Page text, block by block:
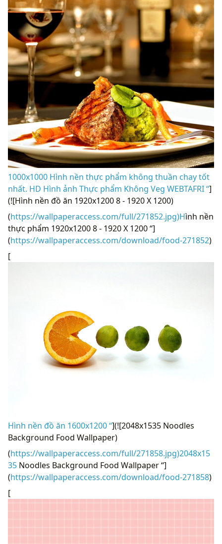
1000x1000 Hình nền thực phẩm không thuần chay tốt
nhất. HD Hình ảnh Thực phẩm Không Veg WEBTAFRI “]
(![Hình nền đồ ăn 1920x1200 8 - 1920 X 1200)
(https://wallpaperaccess.com/full/271852.jpg)Hình nền
thực phẩm 1920x1200 8 - 1920 X 1200 “]
(https://wallpaperaccess.com/download/food-271852)
[
Hình nền đồ ăn 1600x1200 “](![2048x1535 Noodles
Background Food Wallpaper)
(https://wallpaperaccess.com/full/271858.jpg)2048x15
35 Noodles Background Food Wallpaper “]
(https://wallpaperaccess.com/download/food-271858)
[